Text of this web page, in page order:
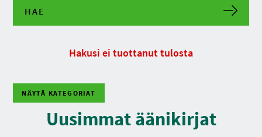
HAE
Hakusi ei tuottanut tulosta
NÄYTÄ KATEGORIAT
Uusimmat äänikirjat